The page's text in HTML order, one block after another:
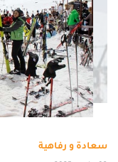
سعادة و رفاهية